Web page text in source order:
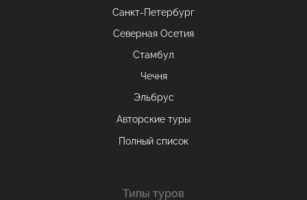
Санкт-Петербург
Северная Осетия
Стамбул
Чечня
Эльбрус
Авторские туры
Полный список
Типы туров